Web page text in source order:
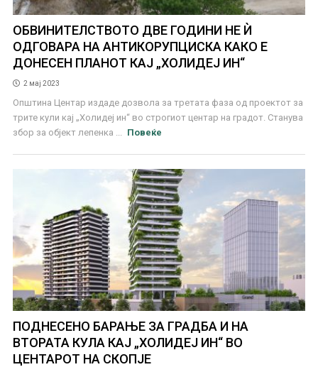
ОБВИНИТЕЛСТВОТО ДВЕ ГОДИНИ НЕ Ѝ
ОДГОВАРА НА АНТИКОРУПЦИСКА КАКО Е
ДОНЕСЕН ПЛАНОТ КАЈ „ХОЛИДЕЈ ИН“
2 мај 2023
Општина Центар издаде дозвола за третата фаза од проектот за
трите кули кај „Холидеј ин“ во строгиот центар на градот. Станува
збор за објект лепенка ...
Повеќе
ПОДНЕСЕНО БАРАЊЕ ЗА ГРАДБА И НА
ВТОРАТА КУЛА КАЈ „ХОЛИДЕЈ ИН“ ВО
ЦЕНТАРОТ НА СКОПЈЕ